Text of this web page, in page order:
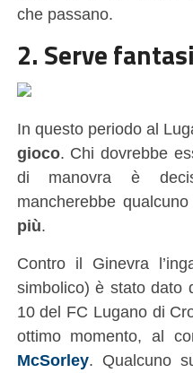
che passano.
2. Serve
In questo periodo al
gioco. Chi dovrebbe
di manovra è
mancherebbe
più.
Contro il Ginevra
simbolico) è stato dato
10 del FC Lugano di
ottimo momento, al
McSorley. Qualcuno